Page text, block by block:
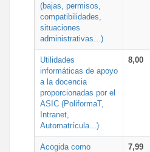
(bajas, permisos,
compatibilidades,
situaciones
administrativas...)
Utilidades
informáticas de apoyo
a la docencia
proporcionadas por el
ASIC (PoliformaT,
Intranet,
Automatrícula...)
8,00
Acogida como
7,99